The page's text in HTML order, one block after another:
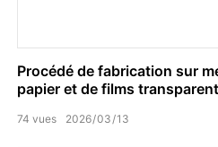
Procédé de fabrication sur
papier et de films
2026 03 13
74 vues